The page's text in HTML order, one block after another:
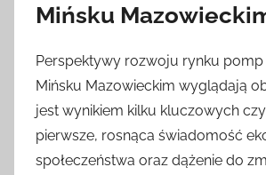
Mińsku
Perspektywy rozwoju rynku pomp
Mińsku Mazowieckim wyglądają
jest wynikiem kilku kluczowych
pierwsze, rosnąca świadomość
społeczeństwa oraz dążenie do